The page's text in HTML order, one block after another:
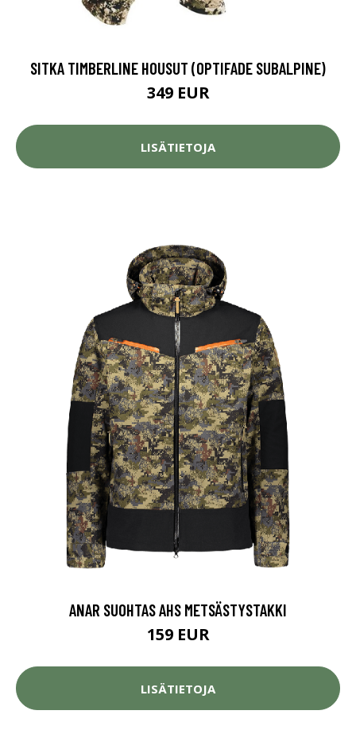
SITKA TIMBERLINE HOUSUT (OPTIFADE SUBALPINE)
349 EUR
LISÄTIETOJA
ANAR SUOHTAS AHS METSÄSTYSTAKKI
159 EUR
LISÄTIETOJA